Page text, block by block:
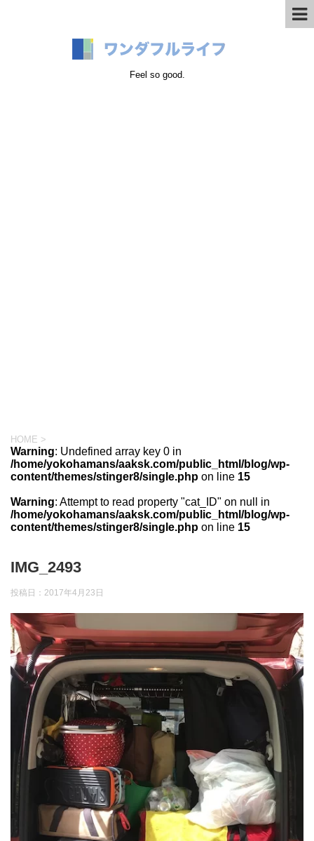
Feel so good.
HOME >
Warning: Undefined array key 0 in
/home/yokohamans/aaksk.com/public_html/blog/wp-
content/themes/stinger8/single.php on line 15
Warning: Attempt to read property "cat_ID" on null in
/home/yokohamans/aaksk.com/public_html/blog/wp-
content/themes/stinger8/single.php on line 15
IMG_2493
投稿日： 2017年4月23日